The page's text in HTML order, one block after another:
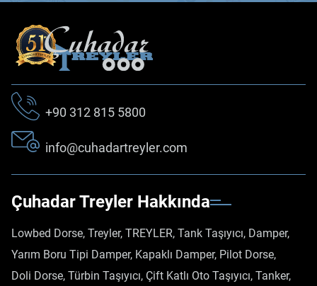
+90 312 815 5800
info@cuhadartreyler.com
Çuhadar Treyler Hakkında
Lowbed Dorse, Treyler, TREYLER, Tank Taşıyıcı, Damper,
Yarım Boru Tipi Damper, Kapaklı Damper, Pilot Dorse,
Doli Dorse, Türbin Taşıyıcı, Çift Katlı Oto Taşıyıcı, Tanker,